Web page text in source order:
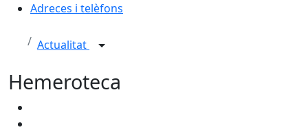
Adreces i telèfons
Actualitat
Hemeroteca